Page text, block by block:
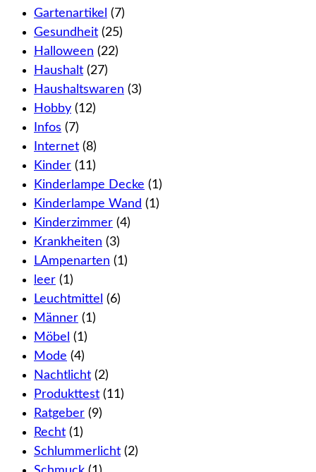
Gartenartikel (7)
Gesundheit (25)
Halloween (22)
Haushalt (27)
Haushaltswaren (3)
Hobby (12)
Infos (7)
Internet (8)
Kinder (11)
Kinderlampe Decke (1)
Kinderlampe Wand (1)
Kinderzimmer (4)
Krankheiten (3)
LAmpenarten (1)
leer (1)
Leuchtmittel (6)
Männer (1)
Möbel (1)
Mode (4)
Nachtlicht (2)
Produkttest (11)
Ratgeber (9)
Recht (1)
Schlummerlicht (2)